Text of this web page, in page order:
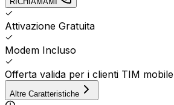
Attivazione Gratuita
Modem Incluso
Offerta valida per i clienti TIM mobile
Altre Caratteristiche